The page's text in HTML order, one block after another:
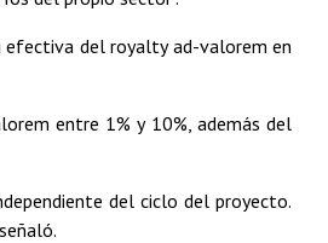
efectiva del royalty ad-valorem en
entre 1% y 10%, además del
del ciclo del proyecto.